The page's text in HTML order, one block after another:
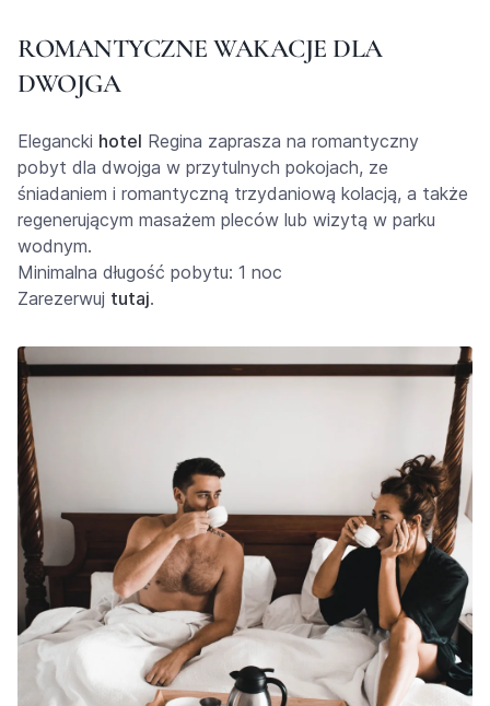
ROMANTYCZNE WAKACJE DLA
DWOJGA
Elegancki hotel Regina zaprasza na romantyczny
pobyt dla dwojga w przytulnych pokojach, ze
śniadaniem i romantyczną trzydaniową kolacją, a także
regenerującym masażem pleców lub wizytą w parku
wodnym.
Minimalna długość pobytu: 1 noc
Zarezerwuj tutaj.